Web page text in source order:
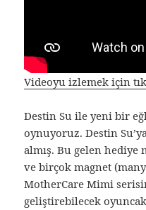
Videoyu izlemek için
Destin Su ile yeni bir
oynuyoruz. Destin
almış. Bu gelen
ve birçok magnet
MotherCare Mimi
geliştirebilecek